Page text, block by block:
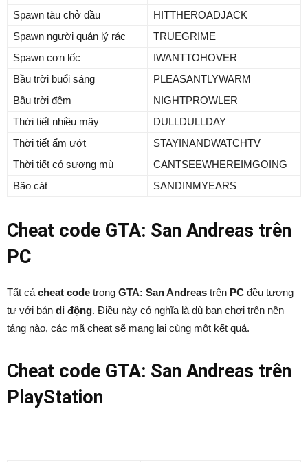
Spawn tàu chở dầu
HITTHEROADJACK
Spawn người quản lý rác
TRUEGRIME
Spawn cơn lốc
IWANTTOHOVER
Bầu trời buổi sáng
PLEASANTLYWARM
Bầu trời đêm
NIGHTPROWLER
Thời tiết nhiều mây
DULLDULLDAY
Thời tiết ẩm ướt
STAYINANDWATCHTV
Thời tiết có sương mù
CANTSEEWHEREIMGOING
Bão cát
SANDINMYEARS
Cheat code GTA: San Andreas trên
PC
Tất cả cheat code trong GTA: San Andreas trên PC đều tương
tự với bản di động. Điều này có nghĩa là dù bạn chơi trên nền
tảng nào, các mã cheat sẽ mang lại cùng một kết quả.
Cheat code GTA: San Andreas trên
PlayStation